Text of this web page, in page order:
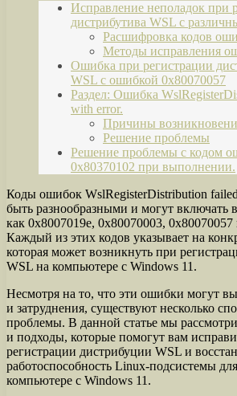
Исправление неполадок при
дистрибутива WSL с
Расшифровка кодов
Методы исправления
Ошибка при регистрации
WSL с ошибкой 0x80070057
Раздел: Ошибка
with error.
Причины
Решение проблемы
Решение проблемы с кодом
0x80370102 при выполнении.
Коды ошибок WslRegisterDistribution
быть разнообразными и могут включать в
как 0x8007019e, 0x80070003,
Каждый из этих кодов указывает на
которая может возникнуть при
WSL на компьютере с Windows 11.
Несмотря на то, что эти ошибки могут
и затруднения, существуют несколько
проблемы. В данной статье мы
и подходы, которые помогут вам
регистрации дистрибуции WSL и
работоспособность Linux-подсистемы
компьютере с Windows 11.